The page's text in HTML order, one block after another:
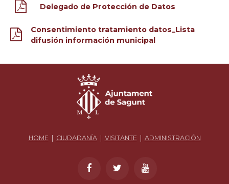
Delegado de Protección de Datos
Consentimiento tratamiento datos_Lista
difusión información municipal
HOME CIUDADANÍA| VISITANTE ADMINISTRACIÓN